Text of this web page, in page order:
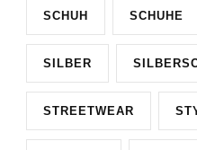
SCHUH SCHUHE
SILBER
STREETWEAR